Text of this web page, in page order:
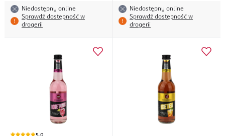
Niedostępny online
Sprawdź dostępność w
drogerii
Niedostępny online
Sprawdź dostępność w
drogerii